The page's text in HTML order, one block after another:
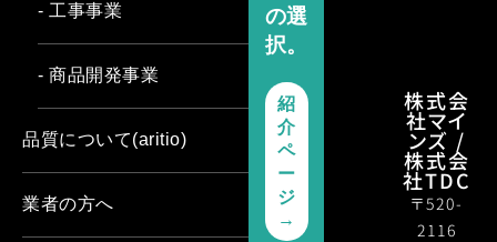
株式会
社マイ
ンズ /
株式会
社TDC
〒520-
2116
の選
択。
紹
介
ペ
ー
ジ
→
- 工事事業
- 商品開発事業
品質について(aritio)
業者の方へ